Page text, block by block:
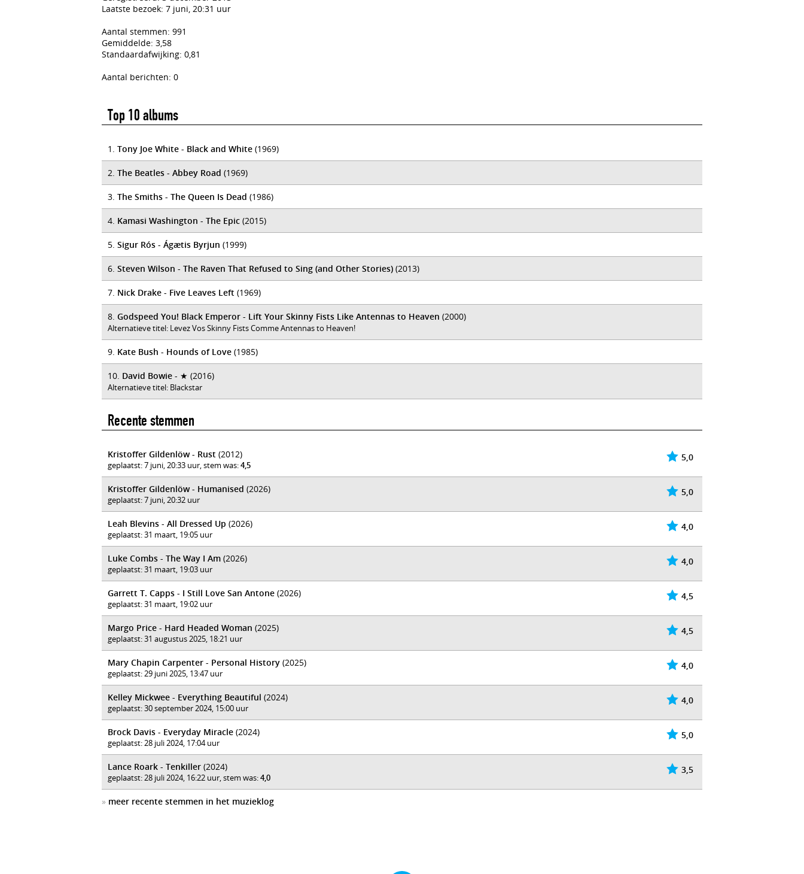
Laatste bezoek: 7 juni, 20:31 uur
Aantal stemmen: 991
Gemiddelde: 3,58
Standaardafwijking: 0,81
Aantal berichten: 0
Top 10 albums
1. Tony Joe White - Black and White (1969)
2. The Beatles - Abbey Road (1969)
3. The Smiths - The Queen Is Dead (1986)
4. Kamasi Washington - The Epic (2015)
5. Sigur Rós - Ágætis Byrjun (1999)
6. Steven Wilson - The Raven That Refused to Sing (and Other Stories) (2013)
7. Nick Drake - Five Leaves Left (1969)
8. Godspeed You! Black Emperor - Lift Your Skinny Fists Like Antennas to Heaven (2000)
Alternatieve titel: Levez Vos Skinny Fists Comme Antennas to Heaven!
9. Kate Bush - Hounds of Love (1985)
10. David Bowie - ★ (2016)
Alternatieve titel: Blackstar
Recente stemmen
5,0
Kristoffer Gildenlöw - Rust (2012)
geplaatst: 7 juni, 20:33 uur, stem was:4,5
5,0
Kristoffer Gildenlöw - Humanised (2026)
geplaatst: 7 juni, 20:32 uur
4,0
Leah Blevins - All Dressed Up (2026)
geplaatst: 31 maart, 19:05 uur
4,0
Luke Combs - The Way I Am (2026)
geplaatst: 31 maart, 19:03 uur
4,5
Garrett T. Capps - I Still Love San Antone (2026)
geplaatst: 31 maart, 19:02 uur
4,5
Margo Price - Hard Headed Woman (2025)
geplaatst: 31 augustus 2025, 18:21 uur
4,0
Mary Chapin Carpenter - Personal History (2025)
geplaatst: 29 juni 2025, 13:47 uur
4,0
Kelley Mickwee - Everything Beautiful (2024)
geplaatst: 30 september 2024, 15:00 uur
5,0
Brock Davis - Everyday Miracle (2024)
geplaatst: 28 juli 2024, 17:04 uur
3,5
Lance Roark - Tenkiller (2024)
geplaatst: 28 juli 2024, 16:22 uur, stem was:4,0
» meer recente stemmen in het muzieklog